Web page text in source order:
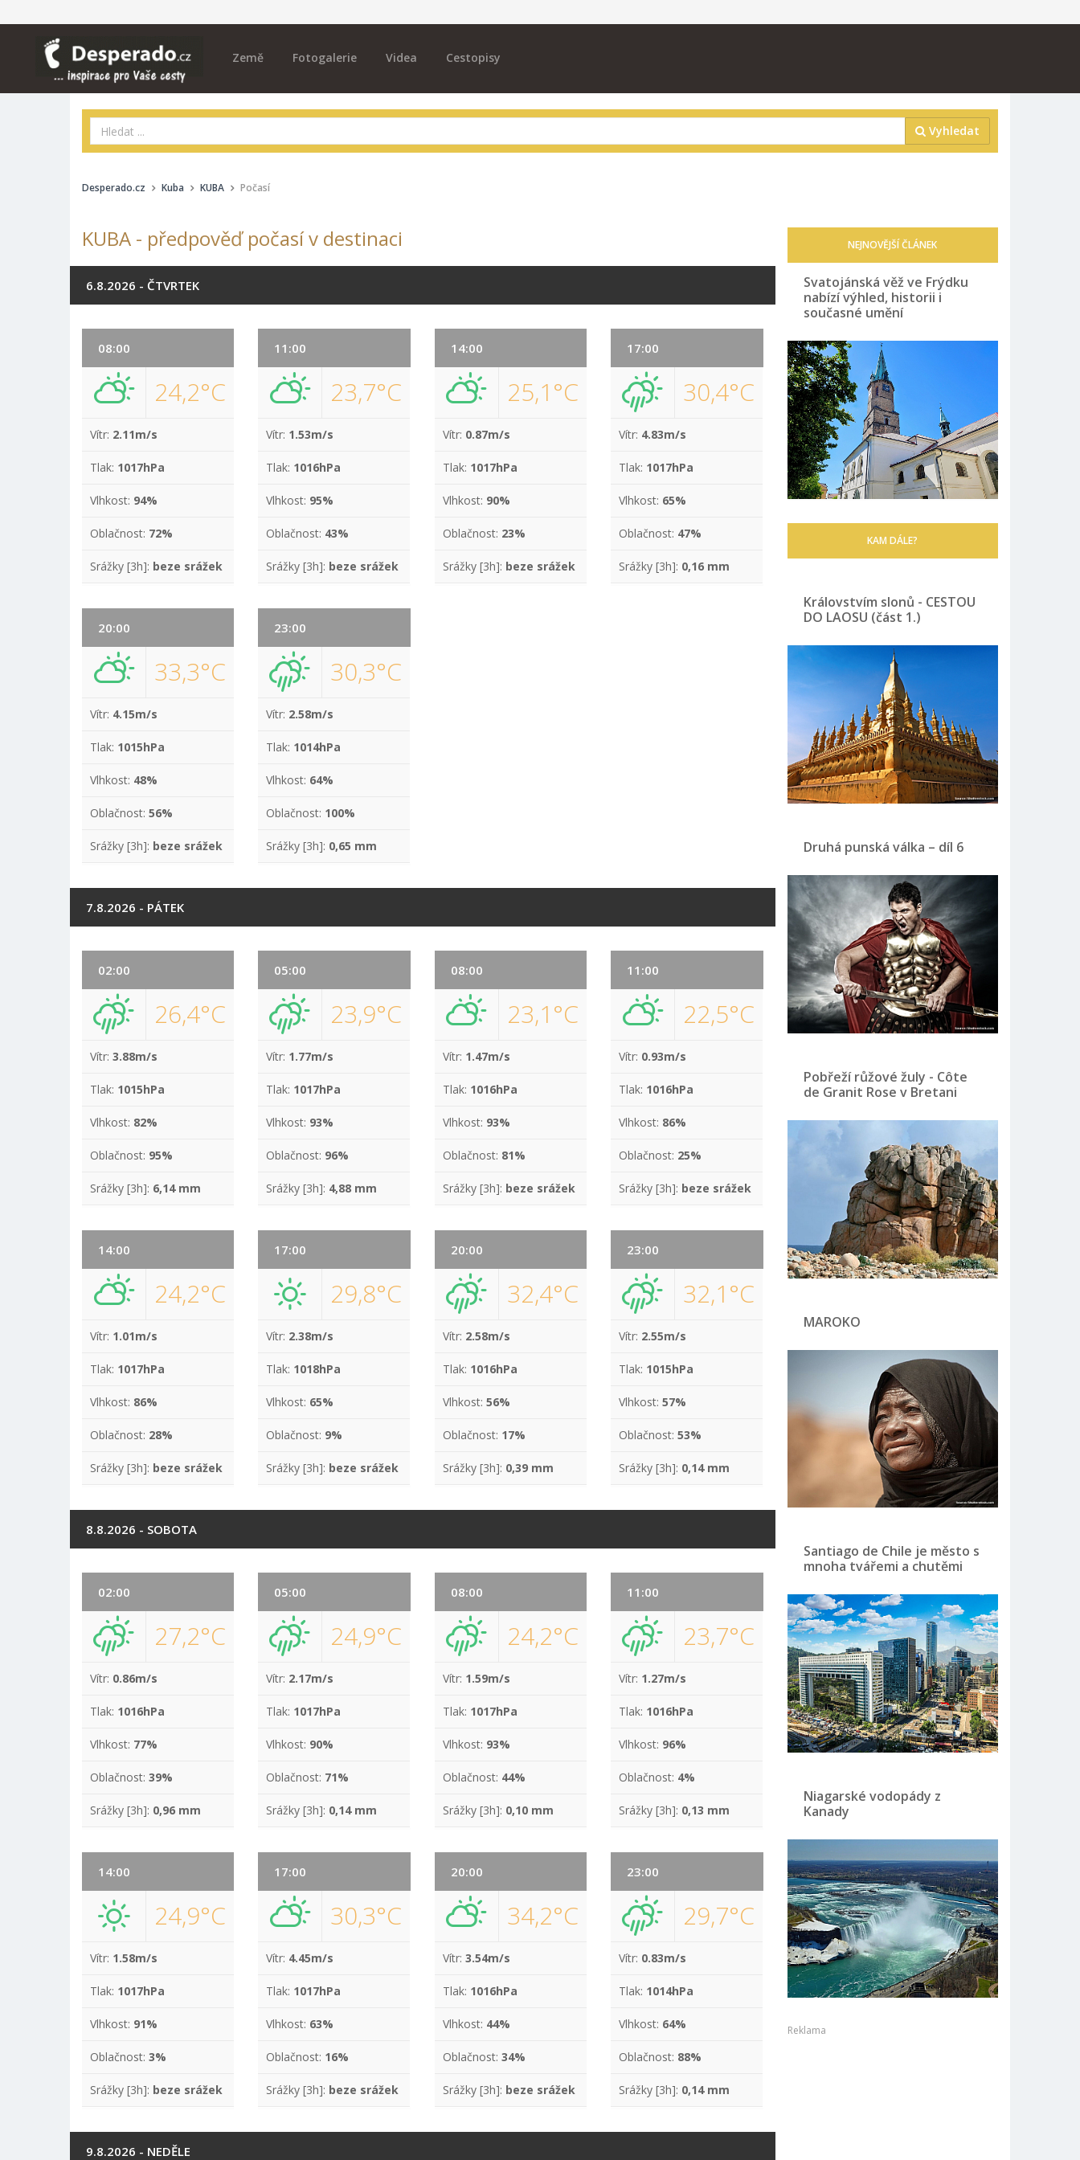
Země Fotogalerie Videa Cestopisy
Vyhledat
Desperado.cz Kuba KUBA Počasí
KUBA - předpověď počasí v destinaci
6.8.2026 - ČTVRTEK
08:00
24,2°C
Vítr: 2.11m/s
Tlak: 1017hPa
Vlhkost: 94%
Oblačnost: 72%
Srážky [3h]: beze srážek
11:00
23,7°C
Vítr: 1.53m/s
Tlak: 1016hPa
Vlhkost: 95%
Oblačnost: 43%
Srážky [3h]: beze srážek
14:00
25,1°C
Vítr: 0.87m/s
Tlak: 1017hPa
Vlhkost: 90%
Oblačnost: 23%
Srážky [3h]: beze srážek
17:00
30,4°C
Vítr: 4.83m/s
Tlak: 1017hPa
Vlhkost: 65%
Oblačnost: 47%
Srážky [3h]: 0,16 mm
20:00
33,3°C
Vítr: 4.15m/s
Tlak: 1015hPa
Vlhkost: 48%
Oblačnost: 56%
Srážky [3h]: beze srážek
23:00
30,3°C
Vítr: 2.58m/s
Tlak: 1014hPa
Vlhkost: 64%
Oblačnost: 100%
Srážky [3h]: 0,65 mm
7.8.2026 - PÁTEK
02:00
26,4°C
Vítr: 3.88m/s
Tlak: 1015hPa
Vlhkost: 82%
Oblačnost: 95%
Srážky [3h]: 6,14 mm
05:00
23,9°C
Vítr: 1.77m/s
Tlak: 1017hPa
Vlhkost: 93%
Oblačnost: 96%
Srážky [3h]: 4,88 mm
08:00
23,1°C
Vítr: 1.47m/s
Tlak: 1016hPa
Vlhkost: 93%
Oblačnost: 81%
Srážky [3h]: beze srážek
11:00
22,5°C
Vítr: 0.93m/s
Tlak: 1016hPa
Vlhkost: 86%
Oblačnost: 25%
Srážky [3h]: beze srážek
14:00
24,2°C
Vítr: 1.01m/s
Tlak: 1017hPa
Vlhkost: 86%
Oblačnost: 28%
Srážky [3h]: beze srážek
17:00
29,8°C
Vítr: 2.38m/s
Tlak: 1018hPa
Vlhkost: 65%
Oblačnost: 9%
Srážky [3h]: beze srážek
20:00
32,4°C
Vítr: 2.58m/s
Tlak: 1016hPa
Vlhkost: 56%
Oblačnost: 17%
Srážky [3h]: 0,39 mm
23:00
32,1°C
Vítr: 2.55m/s
Tlak: 1015hPa
Vlhkost:57%
Oblačnost:53%
Srážky [3h]: 0,14 mm
8.8.2026 - SOBOTA
02:00
27,2°C
Vítr: 0.86m/s
Tlak: 1016hPa
Vlhkost: 77%
Oblačnost: 39%
Srážky [3h]: 0,96 mm
05:00
24,9°C
Vítr: 2.17m/s
Tlak: 1017hPa
Vlhkost: 90%
Oblačnost: 71%
Srážky [3h]: 0,14 mm
08:00
24,2°C
Vítr: 1.59m/s
Tlak: 1017hPa
Vlhkost: 93%
Oblačnost: 44%
Srážky [3h]: 0,10 mm
11:00
23,7°C
Vítr: 1.27m/s
Tlak: 1016hPa
Vlhkost: 96%
Oblačnost: 4%
Srážky [3h]: 0,13 mm
14:00
24,9°C
Vítr: 1.58m/s
Tlak: 1017hPa
Vlhkost: 91%
Oblačnost: 3%
Srážky [3h]: beze srážek
17:00
30,3°C
Vítr: 4.45m/s
Tlak: 1017hPa
Vlhkost: 63%
Oblačnost: 16%
Srážky [3h]: beze srážek
20:00
34,2°C
Vítr: 3.54m/s
Tlak: 1016hPa
Vlhkost: 44%
Oblačnost: 34%
Srážky [3h]: beze srážek
23:00
29,7°C
Vítr: 0.83m/s
Tlak: 1014hPa
Vlhkost: 64%
Oblačnost: 88%
Srážky [3h]: 0,14 mm
9.8.2026 - NEDĚLE
NEJNOVĚJŠÍ ČLÁNEK
Svatojánská věž ve Frýdku
nabízí výhled, historii i
současné umění
KAM DÁLE?
Královstvím slonů - CESTOU
DO LAOSU (část 1.)
Druhá punská válka – díl 6
Pobřeží růžové žuly - Côte
de Granit Rose v Bretani
MAROKO
Santiago de Chile je město s
mnoha tvářemi a chutěmi
Niagarské vodopády z
Kanady
Reklama